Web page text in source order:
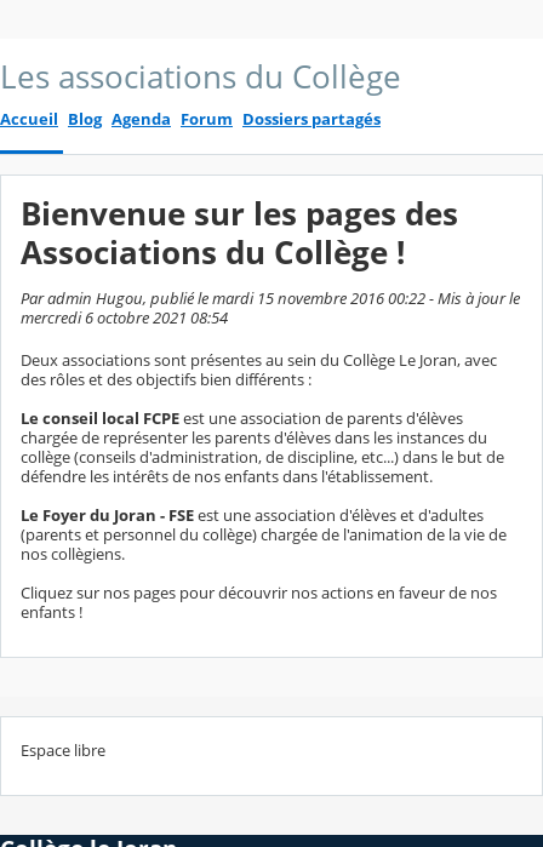
Les associations du Collège
Accueil Blog Agenda Forum Dossiers partagés
Bienvenue sur les pages des
Associations du Collège !
Par admin Hugou, publié le mardi 15 novembre 2016 00:22 - Mis à jour le
mercredi 6 octobre 2021 08:54
Deux associations sont présentes au sein du Collège Le Joran, avec
des rôles et des objectifs bien différents :
Le conseil local FCPEest une association de parents d'élèves
chargée de représenter les parents d'élèves dans les instances du
collège (conseils d'administration, de discipline, etc...) dans le but de
défendre les intérêts de nos enfants dans l'établissement.
Le Foyer du Joran - FSEest une association d'élèves et d'adultes
(parents et personnel du collège) chargée de l'animation de la vie de
nos collègiens.
Cliquez sur nos pages pour découvrir nos actions en faveur de nos
enfants !
Espace libre